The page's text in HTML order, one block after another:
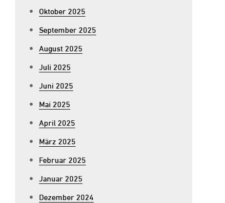
Oktober 2025
September 2025
August 2025
Juli 2025
Juni 2025
Mai 2025
April 2025
März 2025
Februar 2025
Januar 2025
Dezember 2024